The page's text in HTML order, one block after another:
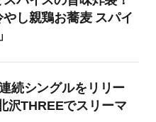
し親鶏お蕎麦 スパイ
続シングルをリリー
沢THREEでスリーマ